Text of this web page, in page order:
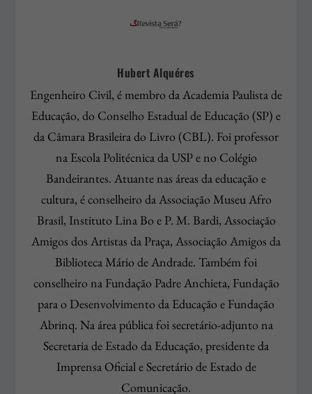
Hubert Alquéres
Engenheiro Civil, é membro da Academia Paulista de
Educação, do Conselho Estadual de Educação (SP) e
da Câmara Brasileira do Livro (CBL). Foi professor
na Escola Politécnica da USP e no Colégio
Bandeirantes. Atuante nas áreas da educação e
cultura, é conselheiro da Associação Museu Afro
Brasil, Instituto Lina Bo e P. M. Bardi, Associação
Amigos dos Artistas da Praça, Associação Amigos da
Biblioteca Mário de Andrade. Também foi
conselheiro na Fundação Padre Anchieta, Fundação
para o Desenvolvimento da Educação e Fundação
Abrinq. Na área pública foi secretário-adjunto na
Secretaria de Estado da Educação, presidente da
Imprensa Oficial e Secretário de Estado de
Comunicação.